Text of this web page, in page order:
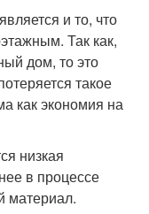
и то, что
Так как,
дом, то это
такое
как экономия на
низкая
в процессе
материал.